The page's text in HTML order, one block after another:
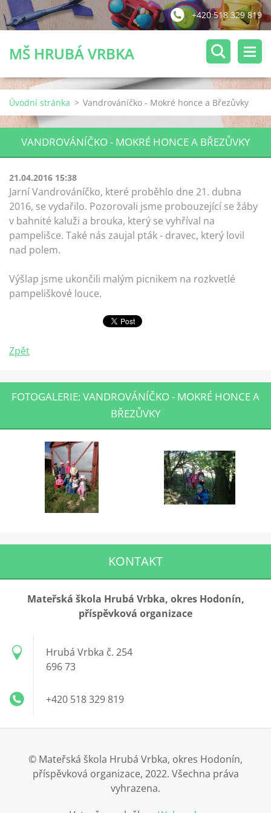
+420 518 329 819
MŠ HRUBÁ VRBKA
Úvodní stránka > Vandrováníčko - Mokré honce a Březůvky
VANDROVÁNÍČKO - MOKRÉ HONCE A BŘEZŮVKY
21.04.2016 15:38
Jarní Vandrováníčko, které proběhlo dne 21. dubna
2016, se vydařilo. Pozorovali jsme probouzející se žáby
v bahnité kaluži a brouka, který se vyhříval na
pampelišce. Také nás zaujal pták - dravec, který lovil
nad polem.
Výšlap jsme ukončili malým picnikem na rozkvetlé
pampeliškové louce.
Zpět
FOTOGALERIE: VANDROVÁNÍČKO - MOKRÉ HONCE A
BŘEZŮVKY
KONTAKT
Mateřská škola Hrubá Vrbka, okres Hodonín,
příspěvková organizace
Hrubá Vrbka č. 254
696 73
+420 518 329 819
© Mateřská škola Hrubá Vrbka, okres Hodonín,
příspěvková organizace, 2022. Všechna práva
vyhrazena.